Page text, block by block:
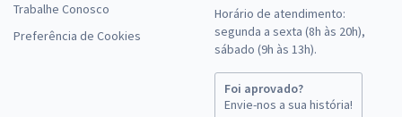
Trabalhe Conosco
Preferência de Cookies
Horário de atendimento:
segunda a sexta (8h às 20h),
sábado (9h às 13h).
Foi aprovado?
Envie-nos a sua história!